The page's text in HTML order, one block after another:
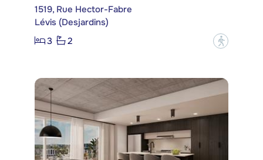
1519, Rue Hector-Fabre
Lévis (Desjardins)
3
2 ?